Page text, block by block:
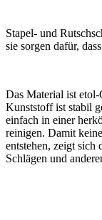
Stapel- und
sie sorgen dafür,
Das Material ist
Kunststoff ist stabil
einfach in einer
reinigen. Damit
entstehen, zeigt sich
Schlägen und